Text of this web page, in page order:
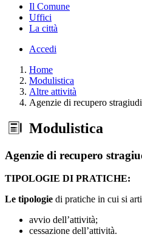
Il Comune
Uffici
La città
Accedi
Home
Modulistica
Altre attività
Agenzie di recupero
Modulistica
Agenzie di recupero
TIPOLOGIE DI PRATICHE:
Le tipologie di pratiche in cui si
avvio dell’attività;
cessazione dell’attività.